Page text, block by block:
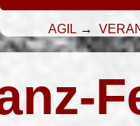
AGIL →